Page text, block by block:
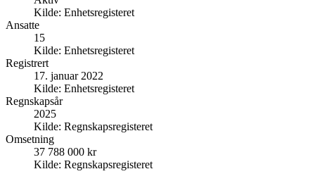
Kilde: Enhetsregisteret
Ansatte
15
Kilde: Enhetsregisteret
Registrert
17. januar 2022
Kilde: Enhetsregisteret
Regnskapsår
2025
Kilde: Regnskapsregisteret
Omsetning
37 788 000 kr
Kilde: Regnskapsregisteret